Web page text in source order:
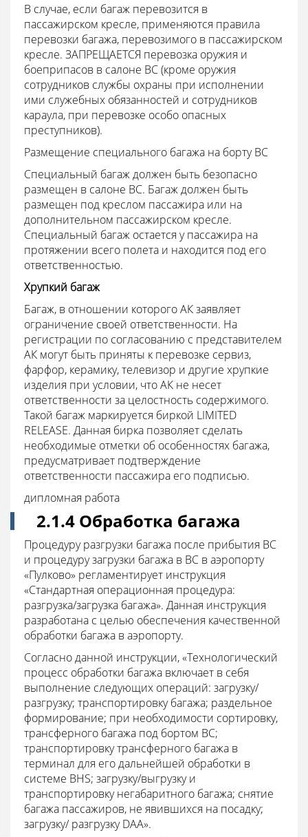
В случае, если багаж перевозится в
пассажирском кресле, применяются правила
перевозки багажа, перевозимого в пассажирском
кресле. ЗАПРЕЩАЕТСЯ перевозка оружия и
боеприпасов в салоне ВС (кроме оружия
сотрудников службы охраны при исполнении
ими служебных обязанностей и сотрудников
караула, при перевозке особо опасных
преступников).
Размещение специального багажа на борту ВС
Специальный багаж должен быть безопасно
размещен в салоне ВС. Багаж должен быть
размещен под креслом пассажира или на
дополнительном пассажирском кресле.
Специальный багаж остается у пассажира на
протяжении всего полета и находится под его
ответственностью.
Хрупкий багаж
Багаж, в отношении которого АК заявляет
ограничение своей ответственности. На
регистрации по согласованию с представителем
АК могут быть приняты к перевозке сервиз,
фарфор, керамику, телевизор и другие хрупкие
изделия при условии, что АК не несет
ответственности за целостность содержимого.
Такой багаж маркируется биркой LIMITED
RELEASE. Данная бирка позволяет сделать
необходимые отметки об особенностях багажа,
предусматривает подтверждение
ответственности пассажира его подписью.
дипломная работа
2.1.4 Обработка багажа
Процедуру разгрузки багажа после прибытия ВС
и процедуру загрузки багажа в ВС в аэропорту
«Пулково» регламентирует инструкция
«Стандартная операционная процедура:
разгрузка/загрузка багажа». Данная инструкция
разработана с целью обеспечения качественной
обработки багажа в аэропорту.
Согласно данной инструкции, «Технологический
процесс обработки багажа включает в себя
выполнение следующих операций: загрузку/
разгрузку; транспортировку багажа; раздельное
формирование; при необходимости сортировку,
трансферного багажа под бортом ВС;
транспортировку трансферного багажа в
терминал для его дальнейшей обработки в
системе BHS; загрузку/выгрузку и
транспортировку негабаритного багажа; снятие
багажа пассажиров, не явившихся на посадку;
загрузку/ разгрузку DAA».